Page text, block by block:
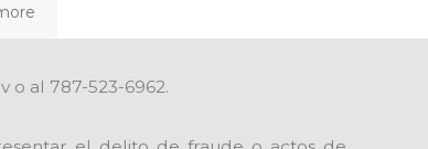
al 787-523-6962.